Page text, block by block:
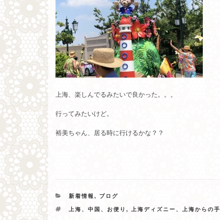
上海、楽しんでるみたいで良かった。。。
行ってみたいけど。
裕美ちゃん、居る時に行けるかな？？
カ
ゴ
新着情報, ブログ
タ
上海、中国、お便り, 上海ディズニー、上海からの